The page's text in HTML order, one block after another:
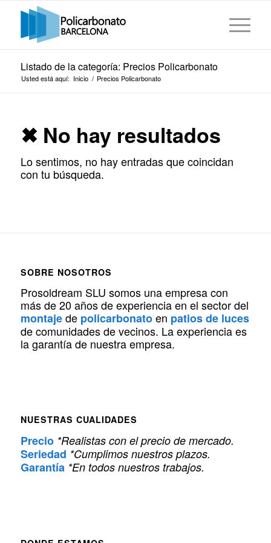
Listado de la categoría: Precios Policarbonato
Usted está aquí: Inicio / Precios Policarbonato
✖ No hay resultados
Lo sentimos, no hay entradas que coincidan
con tu búsqueda.
SOBRE NOSOTROS
Prosoldream SLU somos una empresa con
más de 20 años de experiencia en el sector del
montajede policarbonatoen patios de luces
de comunidades de vecinos. La experiencia es
la garantía de nuestra empresa.
NUESTRAS CUALIDADES
Precio *Realistas con el precio de mercado.
Seriedad *Cumplimos nuestros plazos.
Garantía *En todos nuestros trabajos.